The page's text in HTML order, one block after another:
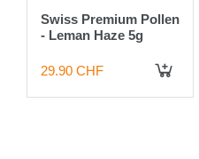
Swiss Premium Pollen
- Leman Haze 5g
29.90 CHF